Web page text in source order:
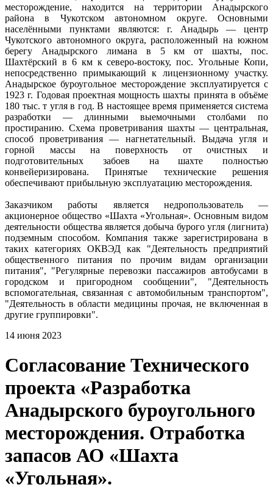
месторождение, находится на территории Анадырского
района в Чукотском автономном округе. Основными
населёнными пунктами являются: г. Анадырь — центр
Чукотского автономного округа, расположенный на южном
берегу Анадырского лимана в 5 км от шахты, пос.
Шахтёрский в 6 км к северо-востоку, пос. Угольные Копи,
непосредственно примыкающий к лицензионному участку.
Анадырское буроугольное месторождение эксплуатируется с
1923 г. Годовая проектная мощность шахты принята в объёме
180 тыс. т угля в год. В настоящее время применяется система
разработки — длинными выемочными столбами по
простиранию. Схема проветривания шахты — центральная,
способ проветривания — нагнетательный. Выдача угля и
горной массы на поверхность от очистных и
подготовительных забоев на шахте полностью
конвейеризирована. Принятые технические решения
обеспечивают прибыльную эксплуатацию месторождения.
Заказчиком работы является недропользователь —
акционерное общество «Шахта «Угольная». Основным видом
деятельности общества является добыча бурого угля (лигнита)
подземным способом. Компания также зарегистрирована в
таких категориях ОКВЭД как "Деятельность предприятий
общественного питания по прочим видам организации
питания", "Регулярные перевозки пассажиров автобусами в
городском и пригородном сообщении", "Деятельность
вспомогательная, связанная с автомобильным транспортом",
"Деятельность в области медицины прочая, не включенная в
другие группировки".
14 июня 2023
Согласование Технического
проекта «Разработка
Анадырского буроугольного
месторождения. Отработка
запасов АО «Шахта
«Угольная».